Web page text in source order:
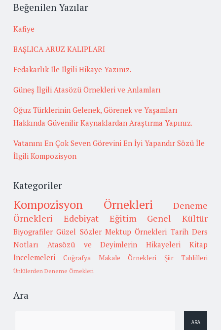
Beğenilen Yazılar
Kafiye
BAŞLICA ARUZ KALIPLARI
Fedakarlık İle İlgili Hikaye Yazınız.
Güneş İlgili Atasözü Örnekleri ve Anlamları
Oğuz Türklerinin Gelenek, Görenek ve Yaşamları
Hakkında Güvenilir Kaynaklardan Araştırma Yapınız.
Vatanını En Çok Seven Görevini En İyi Yapandır Sözü İle
İlgili Kompozisyon
Kategoriler
Kompozisyon Örnekleri
Deneme
Örnekleri
Edebiyat Eğitim Genel Kültür
Biyografiler Güzel Sözler Mektup Örnekleri Tarih Ders
Notları
Atasözü ve Deyimlerin Hikayeleri
Kitap
İncelemeleri
Coğrafya Makale Örnekleri Şiir Tahlilleri
Ünlülerden Deneme Örnekleri
Ara